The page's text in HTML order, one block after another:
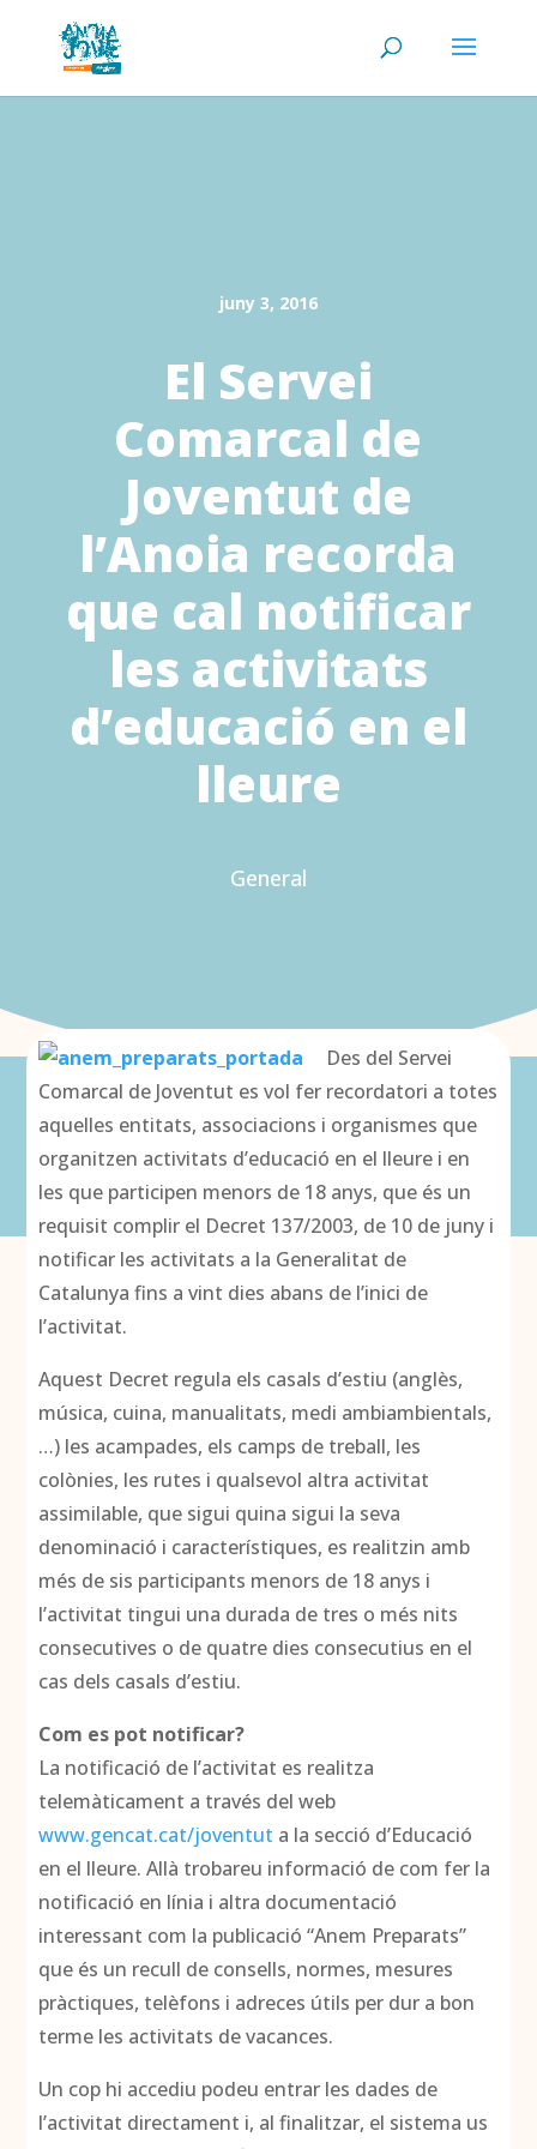
juny 3, 2016
El Servei
Comarcal de
Joventut de
l’Anoia recorda
que cal notificar
les activitats
d’educació en el
lleure
General
Des del Servei
Comarcal de Joventut es vol fer recordatori a totes
aquelles entitats, associacions i organismes que
organitzen activitats d’educació en el lleure i en
les que participen menors de 18 anys, que és un
requisit complir el Decret 137/2003, de 10 de juny i
notificar les activitats a la Generalitat de
Catalunya fins a vint dies abans de l’inici de
l’activitat.
Aquest Decret regula els casals d’estiu (anglès,
música, cuina, manualitats, medi ambiambientals,
…) les acampades, els camps de treball, les
colònies, les rutes i qualsevol altra activitat
assimilable, que sigui quina sigui la seva
denominació i característiques, es realitzin amb
més de sis participants menors de 18 anys i
l’activitat tingui una durada de tres o més nits
consecutives o de quatre dies consecutius en el
cas dels casals d’estiu.
Com es pot notificar?
La notificació de l’activitat es realitza
telemàticament a través del web
www.gencat.cat/joventut a la secció d’Educació
en el lleure. Allà trobareu informació de com fer la
notificació en línia i altra documentació
interessant com la publicació “Anem Preparats”
que és un recull de consells, normes, mesures
pràctiques, telèfons i adreces útils per dur a bon
terme les activitats de vacances.
Un cop hi accediu podeu entrar les dades de
l’activitat directament i, al finalitzar, el sistema us